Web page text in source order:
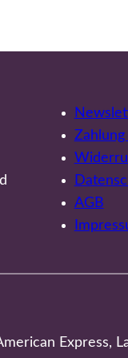
Zahlung
AGB
Express,